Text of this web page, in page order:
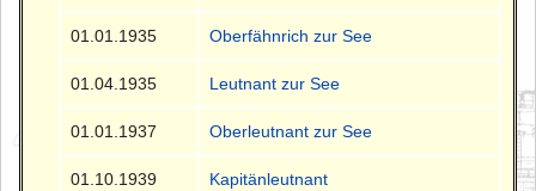
01.01.1935 Oberfähnrich zur See
01.04.1935 Leutnant zur See
01.01.1937 Oberleutnant zur See
01.10.1939 Kapitänleutnant